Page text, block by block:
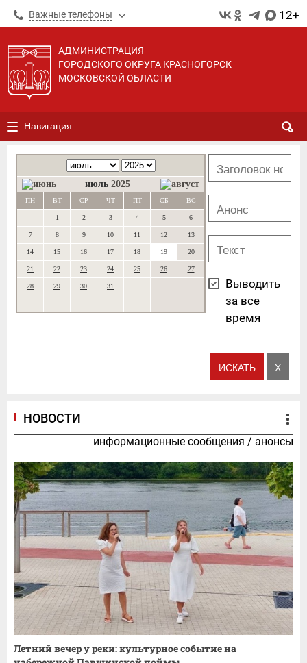
Важные телефоны 12+
АДМИНИСТРАЦИЯ
ГОРОДСКОГО ОКРУГА КРАСНОГОРСК
МОСКОВСКОЙ ОБЛАСТИ
Навигация
июль 2025
ПН ВТ СР ЧТ ПТ СБ ВС
1 2 3 4 5 6
7 8 9 10 11 12 13
14 15 16 17 18 19 20
21 22 23 24 25 26 27
28 29 30 31
Выводить
за все
время
НОВОСТИ
информационные сообщения / анонсы
Летний вечер у реки: культурное событие на